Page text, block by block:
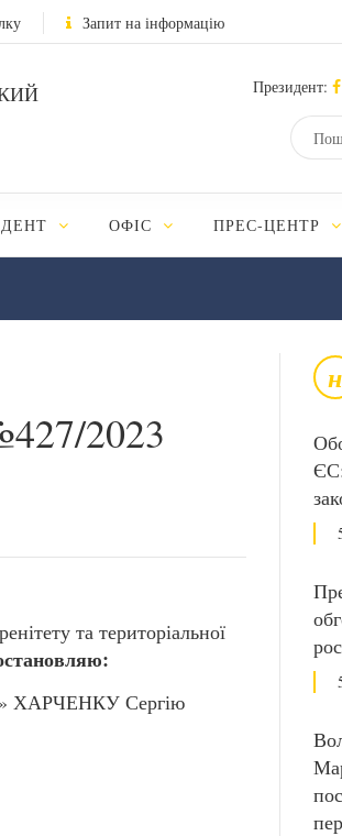
Запит на інформацію
Президент:
ОФІС ПРЕС-ЦЕНТР
н
2023
та територіальної
ХАРЧЕНКУ Сергію